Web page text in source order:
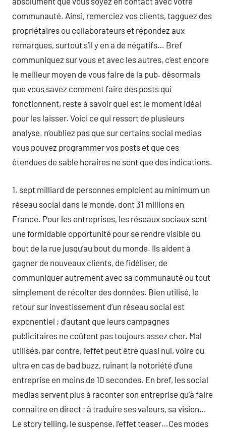
communauté. Ainsi, remerciez vos clients, tagguez des
propriétaires ou collaborateurs et répondez aux
remarques, surtout s’il y en a de négatifs… Bref
communiquez sur vous et avec les autres, c’est encore
le meilleur moyen de vous faire de la pub. désormais
que vous savez comment faire des posts qui
fonctionnent, reste à savoir quel est le moment idéal
pour les laisser. Voici ce qui ressort de plusieurs
analyse. n’oubliez pas que sur certains social medias
vous pouvez programmer vos posts et que ces
étendues de sable horaires ne sont que des indications.
1. sept milliard de personnes emploient au minimum un
réseau social dans le monde, dont 31 millions en
France. Pour les entreprises, les réseaux sociaux sont
une formidable opportunité pour se rendre visible du
bout de la rue jusqu’au bout du monde. Ils aident à
gagner de nouveaux clients, de fidéliser, de
communiquer autrement avec sa communauté ou tout
simplement de récolter des données. Bien utilisé, le
retour sur investissement d’un réseau social est
exponentiel ; d’autant que leurs campagnes
publicitaires ne coûtent pas toujours assez cher. Mal
utilisés, par contre, l’effet peut être quasi nul, voire ou
ultra en cas de bad buzz, ruinant la notoriété d’une
entreprise en moins de 10 secondes. En bref, les social
medias servent plus à raconter son entreprise qu’à faire
connaitre en direct ; à traduire ses valeurs, sa vision…
Le story telling, le suspense, l’effet teaser…Ces modes